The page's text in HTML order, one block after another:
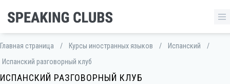
Главная страница / Курсы иностранных языков / Испанский
/
Испанский разговорный клуб
ИСПАНСКИЙ РАЗГОВОРНЫЙ КЛУБ